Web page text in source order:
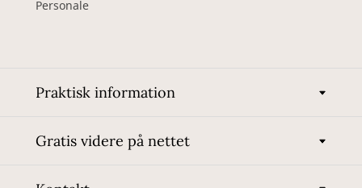
Personale
Praktisk information
Gratis videre på nettet